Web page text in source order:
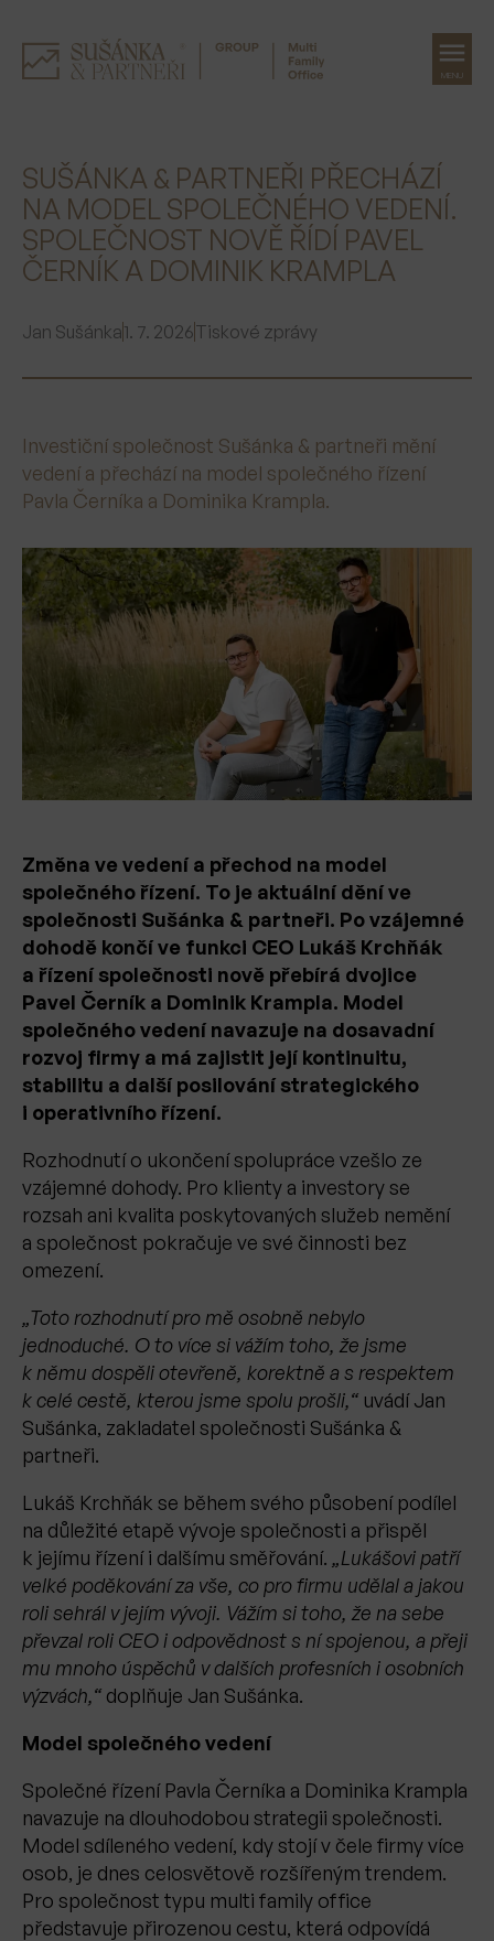
obsah
MENU
SUŠÁNKA & PARTNEŘI PŘECHÁZÍ
NA MODEL SPOLEČNÉHO VEDENÍ.
SPOLEČNOST NOVĚ ŘÍDÍ PAVEL
ČERNÍK A DOMINIK KRAMPLA
Jan Sušánka1. 7. 2026Tiskové zprávy
Investiční společnost Sušánka & partneři mění
vedení a přechází na model společného řízení
Pavla Černíka a Dominika Krampla.
Změna ve vedení a přechod na model
společného řízení. To je aktuální dění ve
společnosti Sušánka & partneři. Po vzájemné
dohodě končí ve funkci CEO Lukáš Krchňák
a řízení společnosti nově přebírá dvojice
Pavel Černík a Dominik Krampla. Model
společného vedení navazuje na dosavadní
rozvoj firmy a má zajistit její kontinuitu,
stabilitu a další posilování strategického
i operativního řízení.
Rozhodnutí o ukončení spolupráce vzešlo ze
vzájemné dohody. Pro klienty a investory se
rozsah ani kvalita poskytovaných služeb nemění
a společnost pokračuje ve své činnosti bez
omezení.
„Toto rozhodnutí pro mě osobně nebylo
jednoduché. O to více si vážím toho, že jsme
k němu dospěli otevřeně, korektně a s respektem
k celé cestě, kterou jsme spolu prošli,“ uvádí Jan
Sušánka, zakladatel společnosti Sušánka &
partneři.
Lukáš Krchňák se během svého působení podílel
na důležité etapě vývoje společnosti a přispěl
k jejímu řízení i dalšímu směřování. „Lukášovi patří
velké poděkování za vše, co pro firmu udělal a jakou
roli sehrál v jejím vývoji. Vážím si toho, že na sebe
převzal roli CEO i odpovědnost s ní spojenou, a přeji
mu mnoho úspěchů v dalších profesních i osobních
výzvách,“ doplňuje Jan Sušánka.
Model společného vedení
Společné řízení Pavla Černíka a Dominika Krampla
navazuje na dlouhodobou strategii společnosti.
Model sdíleného vedení, kdy stojí v čele firmy více
osob, je dnes celosvětově rozšířeným trendem.
Pro společnost typu multi family office
představuje přirozenou cestu, která odpovídá